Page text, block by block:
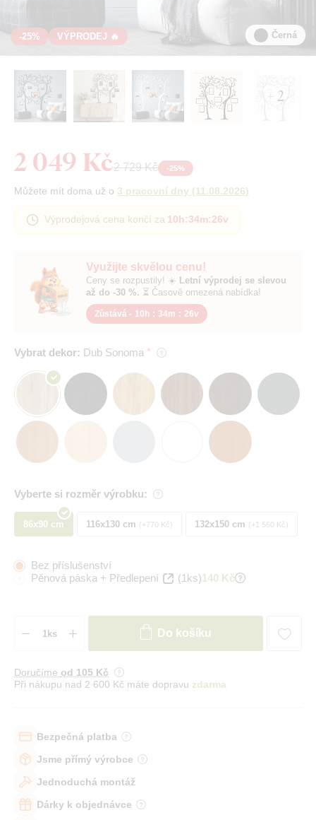
-25% VÝPRODEJ 🔥 Černá
+ 2
Využijte skvělou cenu!
Ceny se rozpustily! ☀️ Letní výprodej se slevou
až do -30 %. ⏳ Časově omezená nabídka!
Zůstává - 10h : 34m : 25v
Vybrat dekor: Dub Sonoma
Vyberte si rozměr výrobku:
86x90 cm 116x130 cm +770 Kč 132x150 cm +1 560 Kč
2 049 Kč2 729 Kč -25%
Můžete mít doma už o 3 pracovní dny (11.08.2026)
Výprodejová cena končí za 10h:34m:25v
Bez příslušenství
Pěnová páska + Předlepení
(1ks)140 Kč
Do košíku
Doručíme od 105 Kč
Při nákupu nad 2 600 Kč máte dopravu zdarma
Bezpečná platba
Jsme přímý výrobce
Jednoduchá montáž
Dárky k objednávce